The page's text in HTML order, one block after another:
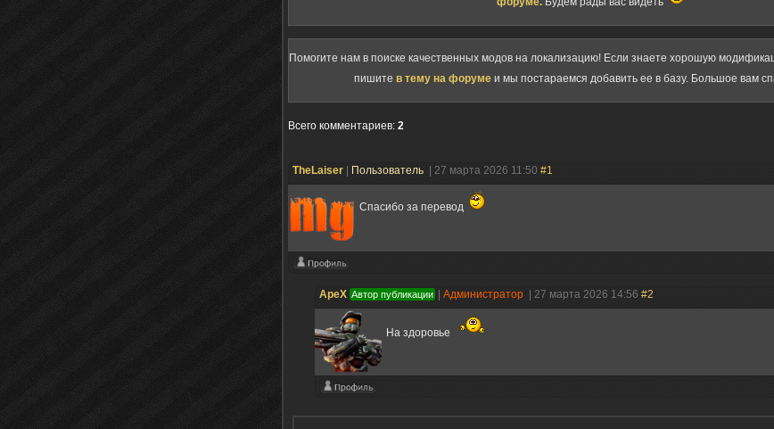
Помогите нам в поиске качественных модов на локализацию! Если знаете хорошую
пишите в тему на форуме и мы постараемся добавить ее в базу. Большое вам
Всего комментариев: 2
TheLaiser Пользователь | 27 марта 2026 11:50 #1
Спасибо за перевод
ApeX Автор публикации Администратор | 27 марта 2026 14:56 #2
На здоровье